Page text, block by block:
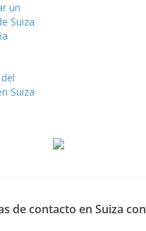
un
Suiza
Suiza
de contacto en Suiza con